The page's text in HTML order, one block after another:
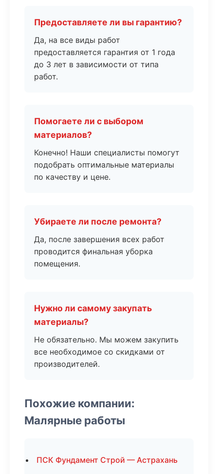
Предоставляете ли вы гарантию?
Да, на все виды работ
предоставляется гарантия от 1 года
до 3 лет в зависимости от типа
работ.
Помогаете ли с выбором
материалов?
Конечно! Наши специалисты помогут
подобрать оптимальные материалы
по качеству и цене.
Убираете ли после ремонта?
Да, после завершения всех работ
проводится финальная уборка
помещения.
Нужно ли самому закупать
материалы?
Не обязательно. Мы можем закупить
все необходимое со скидками от
производителей.
Похожие компании:
Малярные работы
ПСК Фундамент Строй — Астрахань